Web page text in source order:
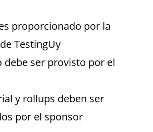
proporcionado por la
TestingUy
debe ser provisto por el
y rollups deben ser
por el sponsor